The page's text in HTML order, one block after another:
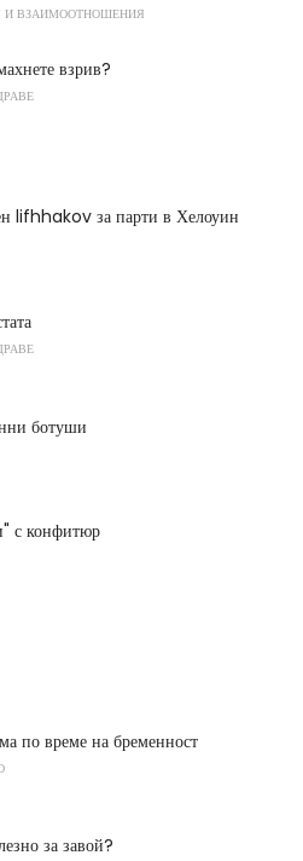
И ВЗАИМООТНОШЕНИЯ
взрив?
lifhhakov за парти в Хелоуин
ботуши
с конфитюр
по време на бременност
за завой?